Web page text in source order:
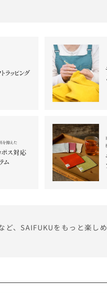
ど、SAIFUKUをもっと楽し